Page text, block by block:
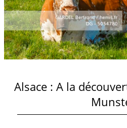
Alsace : A la